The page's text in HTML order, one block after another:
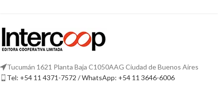
Tucumán 1621 Planta Baja C1050AAG Ciudad de Buenos Aires
Tel: +54 11 4371-7572 / WhatsApp: +54 11 3646-6006